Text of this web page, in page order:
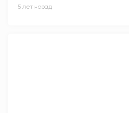
5 лет назад